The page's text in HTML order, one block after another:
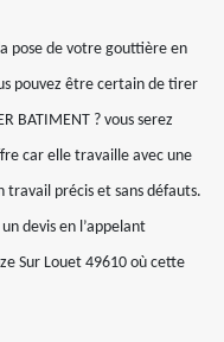
pose de votre gouttière en
pouvez être certain de tirer
BATIMENT ? vous serez
car elle travaille avec une
travail précis et sans défauts.
devis en l’appelant
Sur Louet 49610 où cette